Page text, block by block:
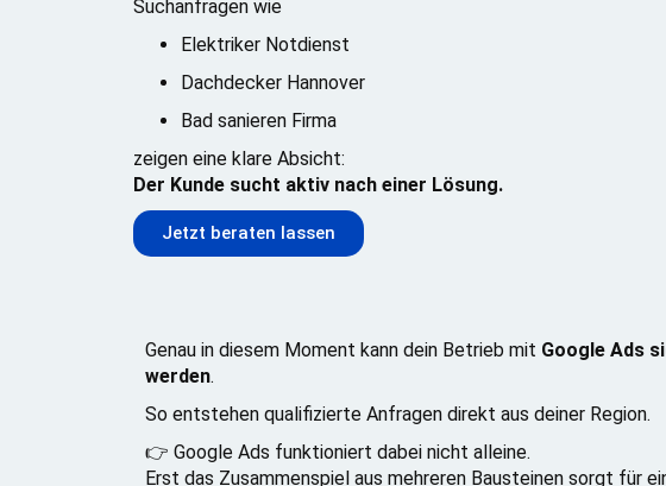
Suchanfragen wie
Elektriker Notdienst
Dachdecker Hannover
Bad sanieren Firma
zeigen eine klare Absicht:
Der Kunde sucht aktiv nach einer Lösung.
Jetzt beraten lassen
Genau in diesem Moment kann dein Betrieb mit Google Ads
werden.
So entstehen qualifizierte Anfragen direkt aus deiner Region.
👉 Google Ads funktioniert dabei nicht alleine.
Erst das Zusammenspiel aus mehreren Bausteinen sorgt für